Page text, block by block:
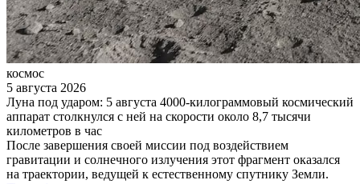
космос
5 августа 2026
Луна под ударом: 5 августа 4000-килограммовый космический
аппарат столкнулся с ней на скорости около 8,7 тысячи
километров в час
После завершения своей миссии под воздействием
гравитации и солнечного излучения этот фрагмент оказался
на траектории, ведущей к естественному спутнику Земли.